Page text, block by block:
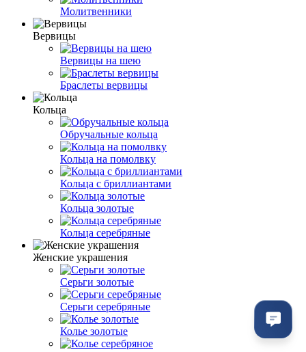
Молитвенники
Вервицы
Вервицы на шею
Браслеты вервицы
Кольца
Обручальные кольца
Кольца на помолвку
Кольца с бриллиантами
Кольца золотые
Кольца серебряные
Женские украшения
Серьги золотые
Серьги серебряные
Колье золотые